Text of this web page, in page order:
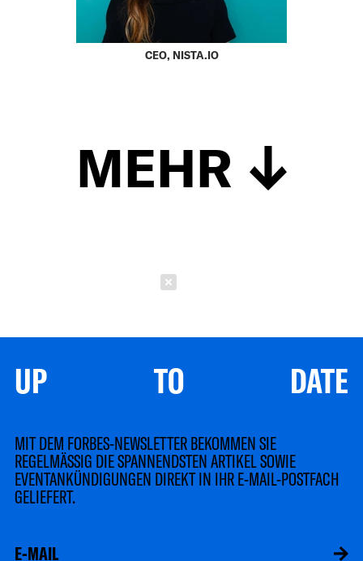
CEO, NISTA.IO
MEHR
UP TO DATE
MIT DEM FORBES-NEWSLETTER BEKOMMEN SIE
REGELMÄSSIG DIE SPANNENDSTEN ARTIKEL SOWIE
EVENTANKÜNDIGUNGEN DIREKT IN IHR E-MAIL-POSTFACH
GELIEFERT.